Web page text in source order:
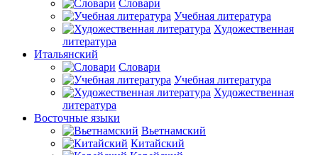
Словари
Учебная литература
Художественная
литература
Итальянский
Словари
Учебная литература
Художественная
литература
Восточные языки
Вьетнамский
Китайский